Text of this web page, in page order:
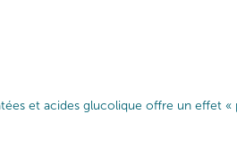
et acides glucolique offre un effet